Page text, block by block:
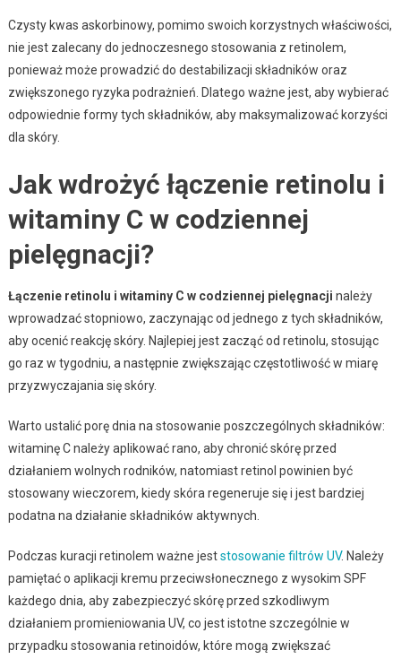
Czysty kwas askorbinowy, pomimo swoich korzystnych właściwości,
nie jest zalecany do jednoczesnego stosowania z retinolem,
ponieważ może prowadzić do destabilizacji składników oraz
zwiększonego ryzyka podrażnień. Dlatego ważne jest, aby wybierać
odpowiednie formy tych składników, aby maksymalizować korzyści
dla skóry.
Jak wdrożyć łączenie retinolu i
witaminy C w codziennej
pielęgnacji?
Łączenie retinolu i witaminy C w codziennej pielęgnacji należy
wprowadzać stopniowo, zaczynając od jednego z tych składników,
aby ocenić reakcję skóry. Najlepiej jest zacząć od retinolu, stosując
go raz w tygodniu, a następnie zwiększając częstotliwość w miarę
przyzwyczajania się skóry.
Warto ustalić porę dnia na stosowanie poszczególnych składników:
witaminę C należy aplikować rano, aby chronić skórę przed
działaniem wolnych rodników, natomiast retinol powinien być
stosowany wieczorem, kiedy skóra regeneruje się i jest bardziej
podatna na działanie składników aktywnych.
Podczas kuracji retinolem ważne jeststosowanie filtrów UV. Należy
pamiętać o aplikacji kremu przeciwsłonecznego z wysokim SPF
każdego dnia, aby zabezpieczyć skórę przed szkodliwym
działaniem promieniowania UV, co jest istotne szczególnie w
przypadku stosowania retinoidów, które mogą zwiększać